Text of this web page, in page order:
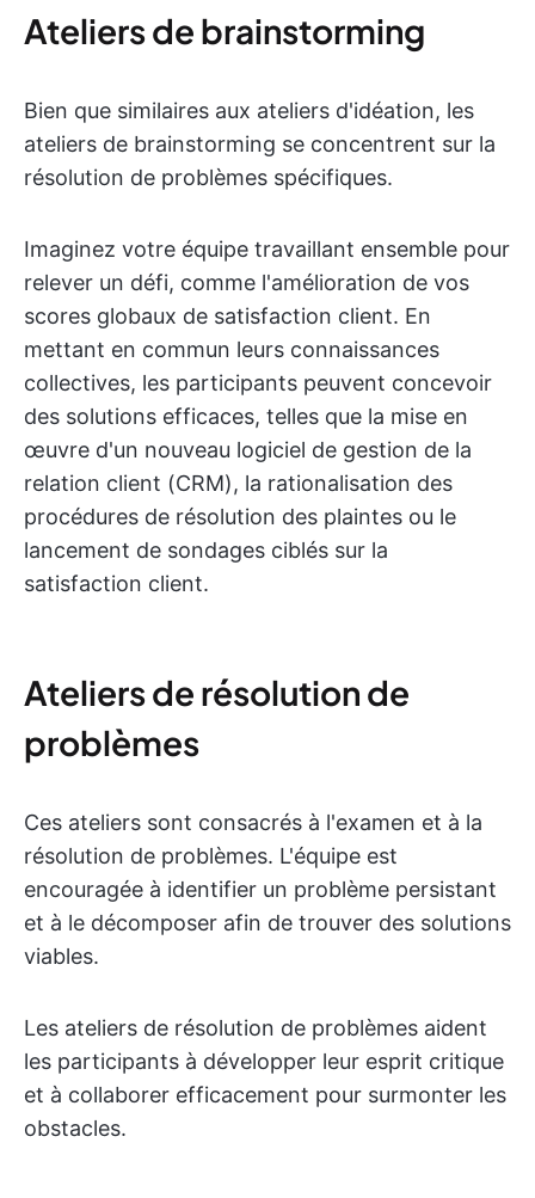
Ateliers de brainstorming
Bien que similaires aux ateliers d'idéation, les
ateliers de brainstorming se concentrent sur la
résolution de problèmes spécifiques.
Imaginez votre équipe travaillant ensemble pour
relever un défi, comme l'amélioration de vos
scores globaux de satisfaction client. En
mettant en commun leurs connaissances
collectives, les participants peuvent concevoir
des solutions efficaces, telles que la mise en
œuvre d'un nouveau logiciel de gestion de la
relation client (CRM), la rationalisation des
procédures de résolution des plaintes ou le
lancement de sondages ciblés sur la
satisfaction client.
Ateliers de résolution de
problèmes
Ces ateliers sont consacrés à l'examen et à la
résolution de problèmes. L'équipe est
encouragée à identifier un problème persistant
et à le décomposer afin de trouver des solutions
viables.
Les ateliers de résolution de problèmes aident
les participants à développer leur esprit critique
et à collaborer efficacement pour surmonter les
obstacles.